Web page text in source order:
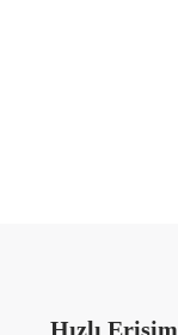
Hızlı Erişim